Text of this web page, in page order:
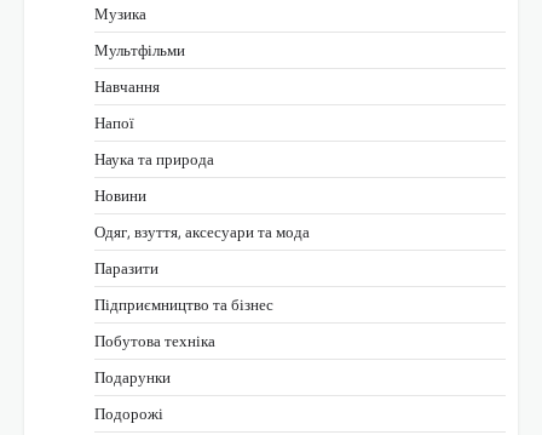
Музика
Мультфільми
Навчання
Напої
Наука та природа
Новини
Одяг, взуття, аксесуари та мода
Паразити
Підприємництво та бізнес
Побутова техніка
Подарунки
Подорожі